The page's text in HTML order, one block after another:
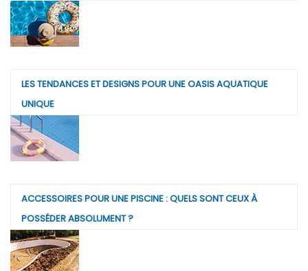
LES TENDANCES ET DESIGNS POUR UNE OASIS AQUATIQUE
UNIQUE
ACCESSOIRES POUR UNE PISCINE : QUELS SONT CEUX À
POSSÉDER ABSOLUMENT ?